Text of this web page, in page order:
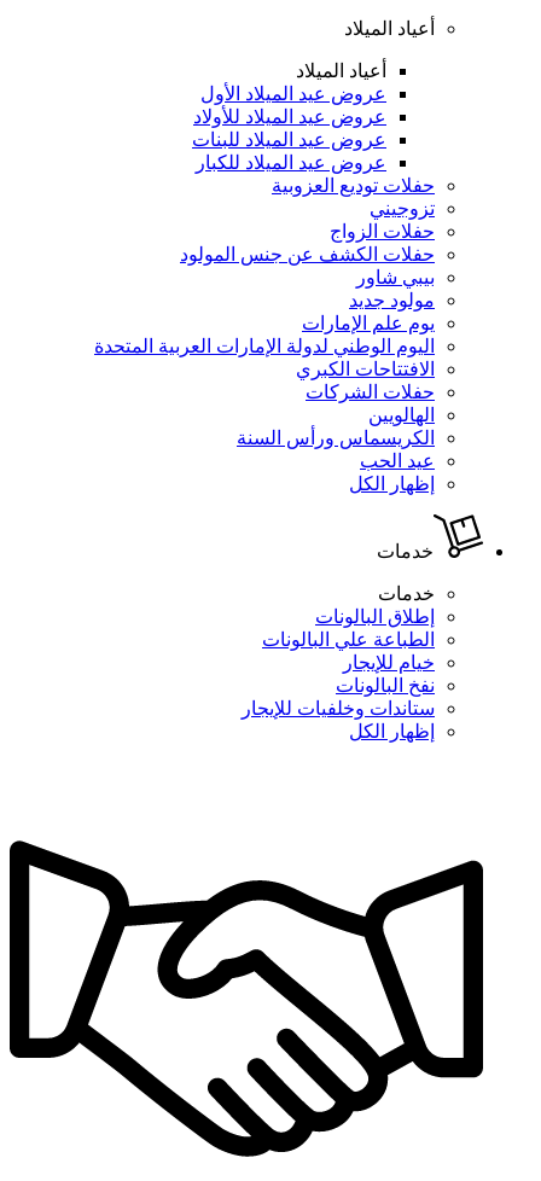
أعياد الميلاد
أعياد الميلاد
عروض عيد الميلاد الأول
عروض عيد الميلاد للأولاد
عروض عيد الميلاد للبنات
عروض عيد الميلاد للكبار
حفلات توديع العزوبية
تزوجيني
حفلات الزواج
حفلات الكشف عن جنس المولود
بيبي شاور
مولود جديد
يوم علم الإمارات
اليوم الوطني لدولة الإمارات العربية المتحدة
الافتتاحات الكبري
حفلات الشركات
الهالويين
الكريسماس ورأس السنة
عيد الحب
إظهار الكل
خدمات
خدمات
إطلاق البالونات
الطباعة علي البالونات
خيام للإيجار
نفخ البالونات
ستاندات وخلفيات للإيجار
إظهار الكل